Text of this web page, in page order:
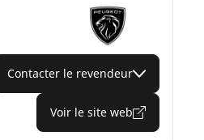
Contacter le revendeur
Voir le site web